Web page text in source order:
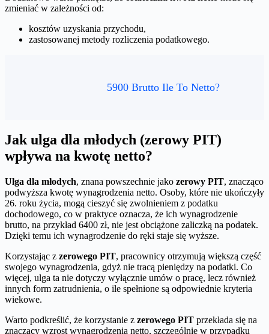
zmieniać w zależności od:
kosztów uzyskania przychodu,
zastosowanej metody rozliczenia podatkowego.
5900 Brutto Ile To Netto?
Jak ulga dla młodych (zerowy PIT)
wpływa na kwotę netto?
Ulga dla młodych, znana powszechnie jako zerowy PIT, znacząco
podwyższa kwotę wynagrodzenia netto. Osoby, które nie ukończyły
26. roku życia, mogą cieszyć się zwolnieniem z podatku
dochodowego, co w praktyce oznacza, że ich wynagrodzenie
brutto, na przykład 6400 zł, nie jest obciążone zaliczką na podatek.
Dzięki temu ich wynagrodzenie do ręki staje się wyższe.
Korzystając z zerowego PIT, pracownicy otrzymują większą część
swojego wynagrodzenia, gdyż nie tracą pieniędzy na podatki. Co
więcej, ulga ta nie dotyczy wyłącznie umów o pracę, lecz również
innych form zatrudnienia, o ile spełnione są odpowiednie kryteria
wiekowe.
Warto podkreślić, że korzystanie z zerowego PIT przekłada się na
znaczący wzrost wynagrodzenia netto, szczególnie w przypadku